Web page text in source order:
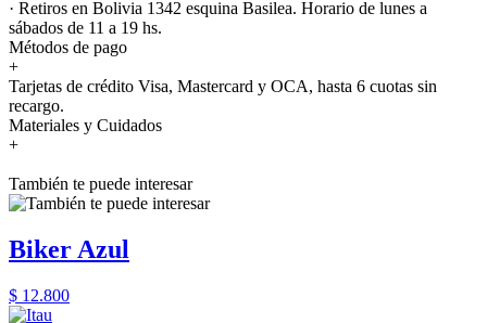
· Retiros en Bolivia 1342 esquina Basilea. Horario de lunes a
sábados de 11 a 19 hs.
Métodos de pago
+
Tarjetas de crédito Visa, Mastercard y OCA, hasta 6 cuotas sin
recargo.
Materiales y Cuidados
+
También te puede interesar
Biker Azul
$ 12.800